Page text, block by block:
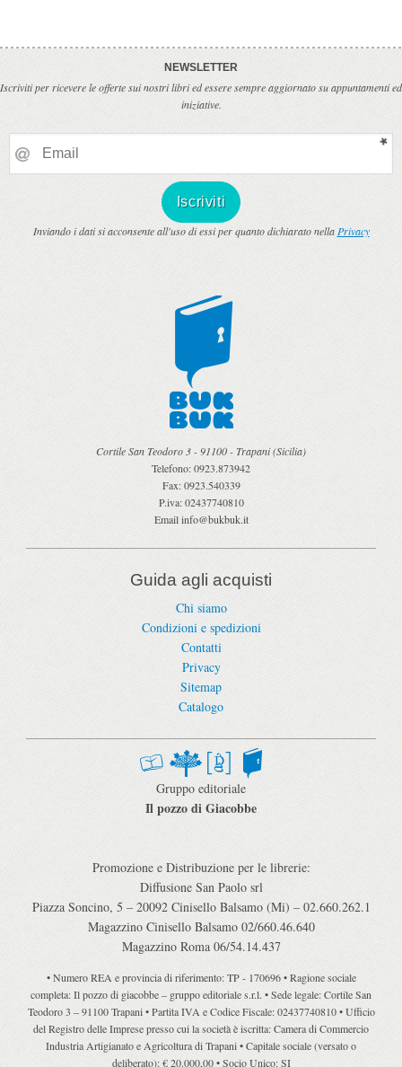
NEWSLETTER
Iscriviti per ricevere le offerte sui nostri libri ed essere sempre aggiornato su appuntamenti ed
iniziative.
Inviando i dati si acconsente all'uso di essi per quanto dichiarato nella Privacy
Cortile San Teodoro 3-91100-Trapani(Sicilia)
Telefono:0923.873942
Fax:0923.540339
P.iva:02437740810
Emailinfo@bukbuk.it
Guida agli acquisti
Chi siamo
Condizioni e spedizioni
Contatti
Privacy
Sitemap
Catalogo
Gruppo editoriale
Il pozzo di Giacobbe
Promozione e Distribuzione per le librerie:
Diffusione San Paolo srl
Piazza Soncino, 5 – 20092 Cinisello Balsamo (Mi) – 02.660.262.1
Magazzino Cinisello Balsamo 02/660.46.640
Magazzino Roma 06/54.14.437
• Numero REA e provincia di riferimento: TP - 170696 • Ragione sociale
completa: Il pozzo di giacobbe – gruppo editoriale s.r.l. • Sede legale: Cortile San
Teodoro 3 – 91100 Trapani • Partita IVA e Codice Fiscale: 02437740810 • Ufficio
del Registro delle Imprese presso cui la società è iscritta: Camera di Commercio
Industria Artigianato e Agricoltura di Trapani • Capitale sociale (versato o
deliberato): € 20.000,00 • Socio Unico: SI